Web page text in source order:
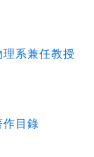
系兼任教授
作目錄